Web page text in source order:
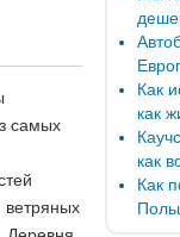
самых
Как
как
как
Как